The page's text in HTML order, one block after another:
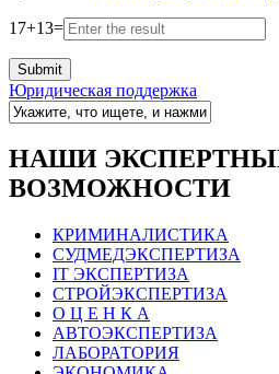
17+13=
Юридическая поддержка
НАШИ
ВОЗМОЖНОСТИ
КРИМИНАЛИСТИКА
СУДМЕДЭКСПЕРТИЗА
IT ЭКСПЕРТИЗА
СТРОЙЭКСПЕРТИЗА
О Ц Е Н К А
АВТОЭКСПЕРТИЗА
ЛАБОРАТОРИЯ